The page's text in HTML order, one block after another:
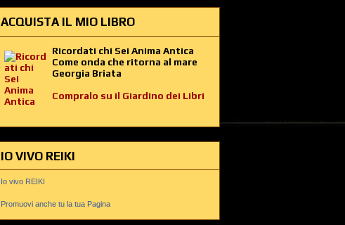
ACQUISTA IL MIO LIBRO
Ricordati chi Sei Anima Antica
Come onda che ritorna al mare
Georgia Briata
Compralo su il Giardino dei Libri
IO VIVO REIKI
Io vivo REIKI
Promuovi anche tu la tua Pagina